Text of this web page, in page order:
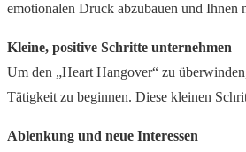
emotionalen Druck abzubauen und Ihnen
Kleine, positive Schritte unternehmen
Um den „Heart Hangover“ zu
Tätigkeit zu beginnen. Diese kleinen
Ablenkung und neue Interessen